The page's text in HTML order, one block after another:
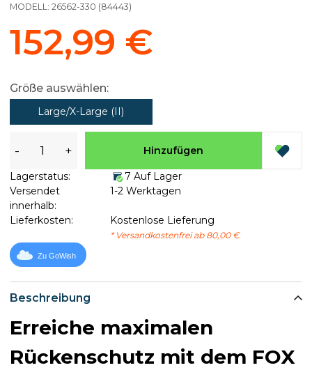
Beschreibung
Erreiche maximalen
Rückenschutz mit dem FOX
MODELL: 26562-330 (84443)
152,99 €
Größe auswählen:
Large/X-Large (II)
- + Hinzufügen
Lagerstatus:
7 Auf Lager
Versendet
innerhalb:
1-2 Werktagen
Lieferkosten: Kostenlose Lieferung
* Versandkostenfrei ab 80,00 €
Zu GoWish